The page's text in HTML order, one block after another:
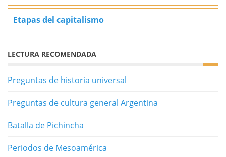
Etapas del capitalismo
LECTURA RECOMENDADA
Preguntas de historia universal
Preguntas de cultura general Argentina
Batalla de Pichincha
Periodos de Mesoamérica